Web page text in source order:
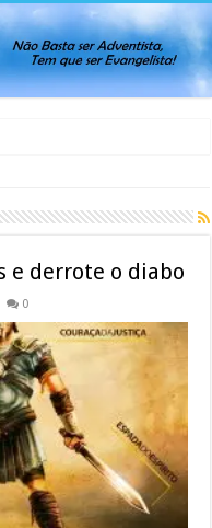
e derrote o diabo
0